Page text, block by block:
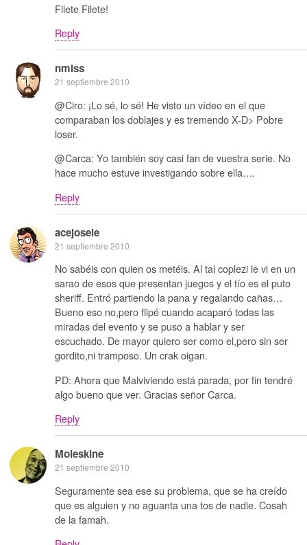
Filete Filete!
Reply
nmlss
21 septiembre 2010
@Ciro: ¡Lo sé, lo sé! He visto un vídeo en el que
comparaban los doblajes y es tremendo X-D> Pobre
loser.
@Carca: Yo también soy casi fan de vuestra serie. No
hace mucho estuve investigando sobre ella….
Reply
acejosele
21 septiembre 2010
No sabéis con quien os metéis. Al tal coplezi le vi en un
sarao de esos que presentan juegos y el tío es el puto
sheriff. Entró partiendo la pana y regalando cañas…
Bueno eso no,pero flipé cuando acaparó todas las
miradas del evento y se puso a hablar y ser
escuchado. De mayor quiero ser como el,pero sin ser
gordito,ni tramposo. Un crak oigan.
PD: Ahora que Malviviendo está parada, por fin tendré
algo bueno que ver. Gracias señor Carca.
Reply
Moleskine
21 septiembre 2010
Seguramente sea ese su problema, que se ha creído
que es alguien y no aguanta una tos de nadie. Cosah
de la famah.